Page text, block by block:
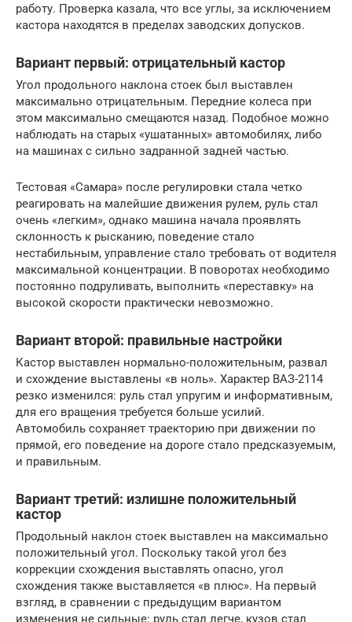
работу. Проверка казала, что все углы, за исключением
кастора находятся в пределах заводских допусков.
Вариант первый: отрицательный кастор
Угол продольного наклона стоек был выставлен
максимально отрицательным. Передние колеса при
этом максимально смещаются назад. Подобное можно
наблюдать на старых «ушатанных» автомобилях, либо
на машинах с сильно задранной задней частью.
Тестовая «Самара» после регулировки стала четко
реагировать на малейшие движения рулем, руль стал
очень «легким», однако машина начала проявлять
склонность к рысканию, поведение стало
нестабильным, управление стало требовать от водителя
максимальной концентрации. В поворотах необходимо
постоянно подруливать, выполнить «переставку» на
высокой скорости практически невозможно.
Вариант второй: правильные настройки
Кастор выставлен нормально-положительным, развал
и схождение выставлены «в ноль». Характер ВАЗ-2114
резко изменился: руль стал упругим и информативным,
для его вращения требуется больше усилий.
Автомобиль сохраняет траекторию при движении по
прямой, его поведение на дороге стало предсказуемым,
и правильным.
Вариант третий: излишне положительный
кастор
Продольный наклон стоек выставлен на максимально
положительный угол. Поскольку такой угол без
коррекции схождения выставлять опасно, угол
схождения также выставляется «в плюс». На первый
взгляд, в сравнении с предыдущим вариантом
изменения не сильные: руль стал легче, кузов стал